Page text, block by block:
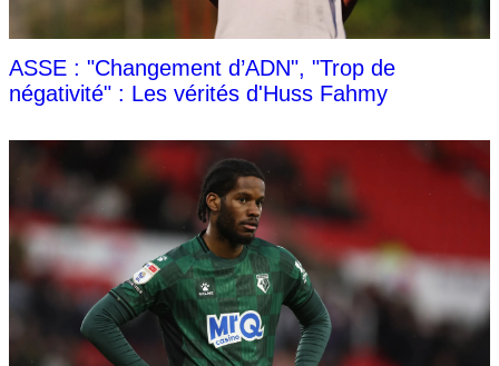
ASSE : "Changement d’ADN", "Trop de
négativité" : Les vérités d'Huss Fahmy